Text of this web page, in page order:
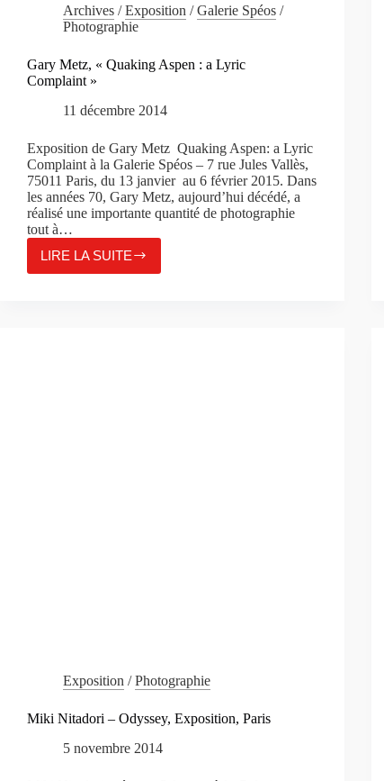
Archives /Exposition /Galerie Spéos /
Photographie
Gary Metz, « Quaking Aspen : a Lyric
Complaint »
11 décembre 2014
Exposition de Gary Metz Quaking Aspen: a Lyric
Complaint à la Galerie Spéos – 7 rue Jules Vallès,
75011 Paris, du 13 janvier au 6 février 2015. Dans
les années 70, Gary Metz, aujourd’hui décédé, a
réalisé une importante quantité de photographie
tout à…
LIRE LA SUITE
GARY
METZ,
Exposition /Photographie
Miki Nitadori – Odyssey, Exposition, Paris
5 novembre 2014